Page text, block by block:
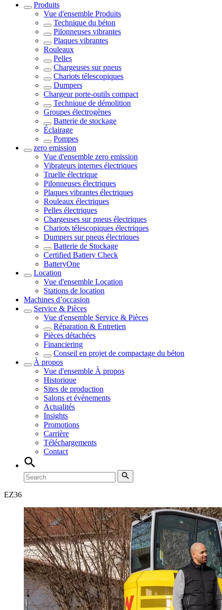
Produits
Vue d'ensemble Produits
Technique du béton
Pilonneuses vibrantes
Plaques vibrantes
Rouleaux
Pelles
Chargeuses sur pneus
Chariots télescopiques
Dumpers
Chargeur porte-outils compact
Technique de démolition
Groupes électrogènes
Batterie de stockage
Éclairage
Pompes
zero emission
Vue d'ensemble zero emission
Vibrateurs internes électriques
Truelle électrique
Pilonneuses électriques
Plaques vibrantes électriques
Rouleaux électriques
Pelles électriques
Chargeuses sur pneus électriques
Chariots télescopiques électriques
Dumpers sur pneus électriques
Batterie de Stockage
Certified Battery Check
BatteryOne
Location
Vue d'ensemble Location
Stations de location
Machines d’occasion
Service & Pièces
Vue d'ensemble Service & Pièces
Réparation & Entretien
Pièces détachées
Financiering
Conseil en projet de compactage du béton
À propos
Vue d'ensemble À propos
Historique
Sites de production
Salons et événements
Actualités
Insights
Promotions
Carrière
Téléchargements
Contact
EZ36